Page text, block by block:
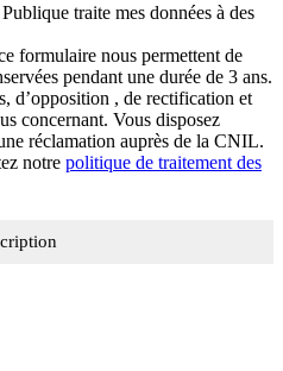
traite mes données à des
formulaire nous permettent de
pendant une durée de 3 ans.
d’opposition , de rectification et
concernant. Vous disposez
réclamation auprès de la CNIL.
notre politique de traitement des